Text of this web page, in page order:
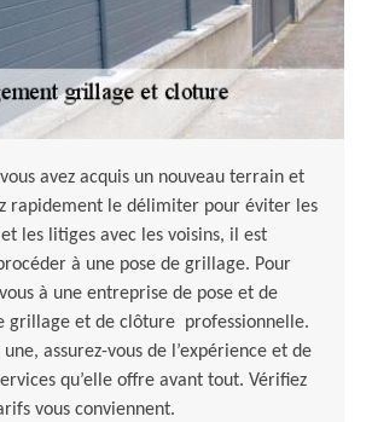
avez acquis un nouveau terrain et
rapidement le délimiter pour éviter les
les litiges avec les voisins, il est
à une pose de grillage. Pour
à une entreprise de pose et de
grillage et de clôture professionnelle.
assurez-vous de l’expérience et de
qu’elle offre avant tout. Vérifiez
vous conviennent.